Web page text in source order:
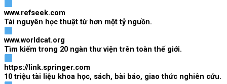
www.refseek.com
Tài nguyên học thuật từ hơn một tỷ nguồn.
www.worldcat.org
Tìm kiếm trong 20 ngàn thư viện trên toàn thế giới.
https://link.springer.com
10 triệu tài liệu khoa học, sách, bài báo, giao thức nghiên cứu.